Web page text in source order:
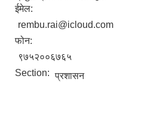
ईमेल:
rembu.rai@icloud.com
फोन:
९७५२००६७६५
Section: प्रशासन